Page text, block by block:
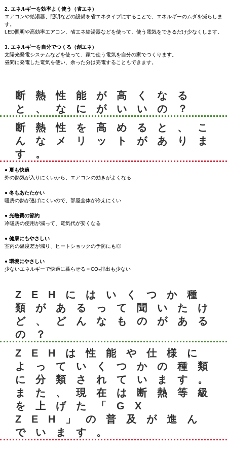
2. エネルギーを効率よく使う（省エネ）
エアコンや給湯器、照明などの設備を省エネタイプにすることで、エネルギーのムダを減らしま
す。
LED照明や高効率エアコン、省エネ給湯器などを使って、使う電気をできるだけ少なくします。
3. エネルギーを自分でつくる（創エネ）
太陽光発電システムなどを使って、家で使う電気を自分の家でつくります。
昼間に発電した電気を使い、余った分は売電することもできます。
断熱性能が高くなる
と、なにがいいの？
断熱性を高めると、こ
んなメリットがありま
す。
● 夏も快適
外の熱気が入りにくいから、エアコンの効きがよくなる
● 冬もあたたかい
暖房の熱が逃げにくいので、部屋全体が冷えにくい
● 光熱費の節約
冷暖房の使用が減って、電気代が安くなる
● 健康にもやさしい
室内の温度差が減り、ヒートショックの予防にも◎
● 環境にやさしい
少ないエネルギーで快適に暮らせる＝CO₂排出も少ない
ZEHにはいくつか種
類があるって聞いたけ
ど、どんなものがある
の？
ZEHは性能や仕様に
よっていくつかの種類
に分類されています。
また、現在は断熱等級
を上げた「GX
ZEH」の普及が進ん
でいます。